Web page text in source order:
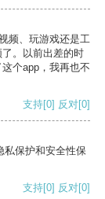
频、玩游戏还是工
。以前出差的时
个app，我再也不
支持[0] 反对[0]
私保护和安全性保
支持[0] 反对[0]